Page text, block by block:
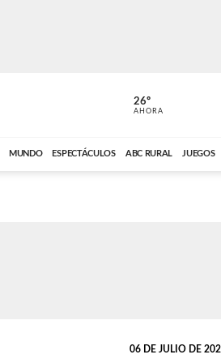
ABC CARDINAL
26º
AHORA
MUNDO ESPECTÁCULOS ABC RURAL JUEGOS
06 DE JULIO DE